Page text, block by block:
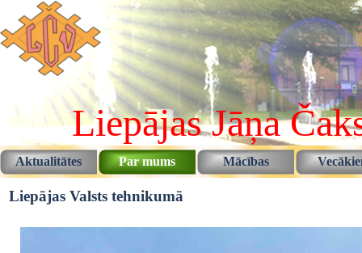
Pāriet uz saturu
Liepājas Jāņa
Aktualitātes Par mums ▼
Mācības ▼
Liepājas Valsts tehnikumā